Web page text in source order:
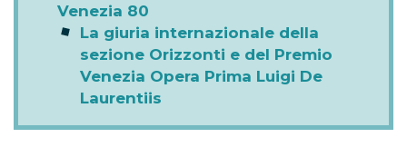
Venezia 80
La giuria internazionale della
sezione Orizzonti e del Premio
Venezia Opera Prima Luigi De
Laurentiis